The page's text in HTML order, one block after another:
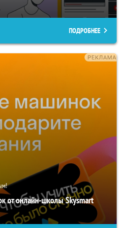
ПОДРОБНЕЕ
от онлайн-школы Skysmart